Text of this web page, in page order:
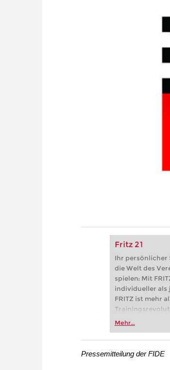
Fritz 21
Ihr persönlicher
die Welt des
spielen: Mit
individueller als
FRITZ ist mehr
Vereinsschachs
zuvor.
Mehr...
Pressemitteilung der FIDE